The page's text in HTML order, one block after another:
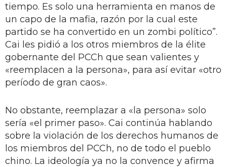
tiempo. Es solo una herramienta en manos de
un capo de la mafia, razón por la cual este
partido se ha convertido en un zombi político”.
Cai les pidió a los otros miembros de la élite
gobernante del PCCh que sean valientes y
«reemplacen a la persona», para así evitar «otro
período de gran caos».
No obstante, reemplazar a «la persona» solo
sería «el primer paso». Cai continúa hablando
sobre la violación de los derechos humanos de
los miembros del PCCh, no de todo el pueblo
chino. La ideología ya no la convence y afirma